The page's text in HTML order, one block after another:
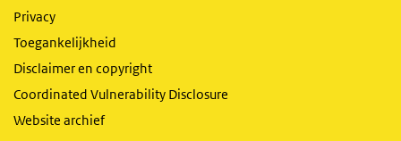
Privacy
Toegankelijkheid
Disclaimer en copyright
Coordinated Vulnerability Disclosure
Website archief